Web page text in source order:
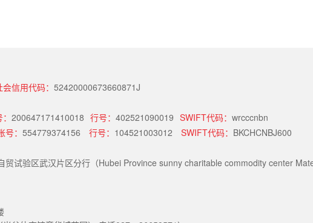
信用代码： 52420000673660871J
200647171410018 行号： 402521090019 SWIFT代码： wrcccnbn
号： 554779374156 行号： 104521003012 SWIFT代码： BKCHCNBJ600
贸试验区武汉片区分行（Hubei Province sunny charitable commodity center